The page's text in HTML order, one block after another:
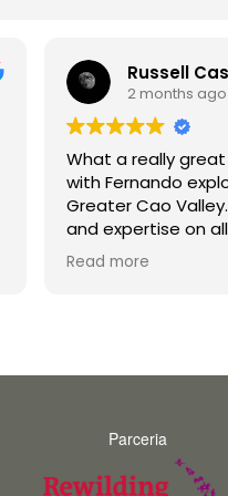
Russell
2 months ago
What a really
with Fernando
Greater Cao
and expertise on
were second to
Read more
Parceria